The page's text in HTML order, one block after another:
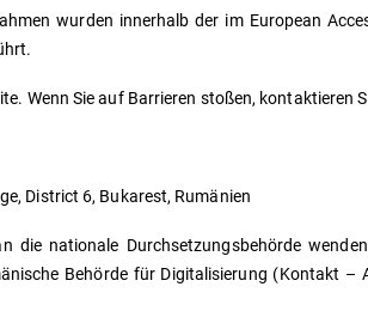
wurden innerhalb der im European
Wenn Sie auf Barrieren stoßen, kontaktieren
District 6, Bukarest, Rumänien
nationale Durchsetzungsbehörde
Behörde für Digitalisierung (Kontakt –